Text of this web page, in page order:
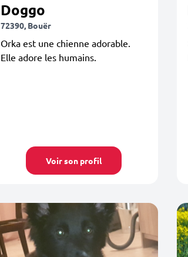
Doggo
72390, Bouër
Orka est une chienne adorable.
Elle adore les humains.
Voir son profil